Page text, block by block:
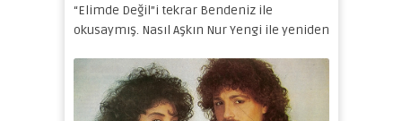
“Elimde Değil”i tekrar Bendeniz ile
okusaymış. Nasıl Aşkın Nur Yengi ile yeniden